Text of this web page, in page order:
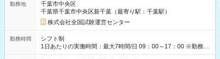
例】 ・河合塾模擬試験 8:30～17:30（休憩1時間） 時給1,300円
×8時間＝日収10,400円＋交通費 ※当日の役割により時給＋100
円の場合あり ・国家試験 7:00～13:30（休憩なし） 時給1,300
円（役割手当＋100円）×6時間＝日収8,400円＋交通費 【試用期
間】試用期間なし
勤務地
千葉市中央区
千葉県千葉市中央区新千葉（最寄り駅：千葉駅）
株式会社全国試験運営センター
勤務時間
シフト制
1日あたりの実働時間：最大7時間/日 09：00～17：00 ※勤務時
間は 試験により異なります。